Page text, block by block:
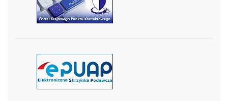
czytaj więcej
czytaj więcej